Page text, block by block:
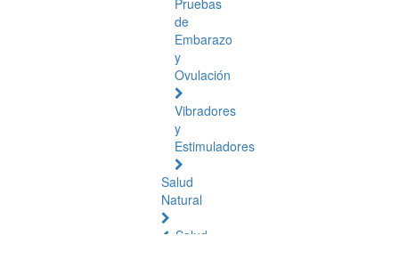
Pruebas
de
Embarazo
y
Ovulación
Vibradores
y
Estimuladores
Salud
Natural
Salud